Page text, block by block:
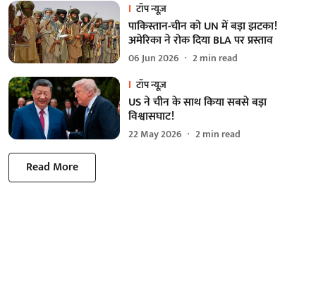
टॉप न्यूज़
पाकिस्तान-चीन को UN में बड़ा झटका!
अमेरिका ने रोक दिया BLA पर प्रस्ताव
06 Jun 2026 2min read
टॉप न्यूज़
US ने चीन के साथ किया सबसे बड़ा
विश्वासघाट!
22 May 2026 2min read
Read More